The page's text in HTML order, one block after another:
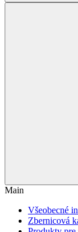
Main
Všeobecné
Zbernicová